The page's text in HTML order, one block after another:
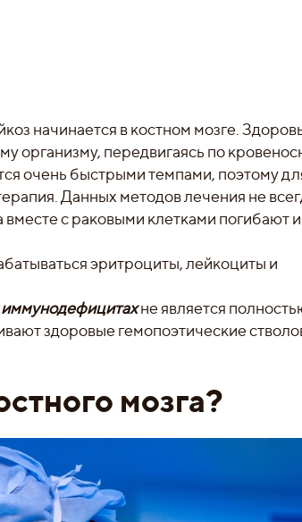
начинается в костном мозге.
организму, передвигаясь по
очень быстрыми темпами, поэтому
Данных методов лечения не
вместе с раковыми клетками погибают и
эритроциты, лейкоциты и
не является
здоровые гемопоэтические
мозга?